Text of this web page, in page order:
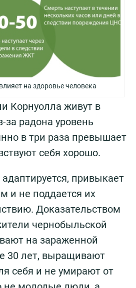
на здоровье человека
Корнуолла живут в
за радона уровень
в три раза превышает
себя хорошо.
привыкает
и не поддается их
Доказательством
чернобыльской
на зараженной
30 лет, выращивают
себя и не умирают от